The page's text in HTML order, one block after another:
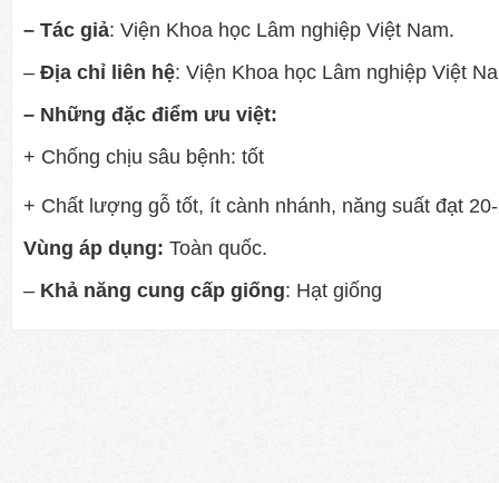
– Tác giả: Viện Khoa học Lâm nghiệp Việt Nam.
– Địa chỉ liên hệ: Viện Khoa học Lâm nghiệp Việt
– Những đặc điểm ưu việt:
+ Chống chịu sâu bệnh: tốt
+ Chất lượng gỗ tốt, ít cành nhánh, năng suất đạt
Vùng áp dụng: Toàn quốc.
– Khả năng cung cấp giống: Hạt giống